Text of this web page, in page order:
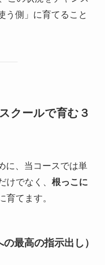
う側」に育てること
クールで育む３
に、当コースでは単
けでなく、 根っこに
育てます。
最高の指示出し）